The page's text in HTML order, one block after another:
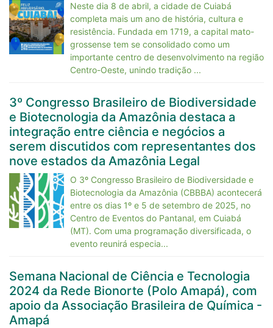
Neste dia 8 de abril, a cidade de Cuiabá
completa mais um ano de história, cultura e
resistência. Fundada em 1719, a capital mato-
grossense tem se consolidado como um
importante centro de desenvolvimento na região
Centro-Oeste, unindo tradição ...
3º Congresso Brasileiro de Biodiversidade
e Biotecnologia da Amazônia destaca a
integração entre ciência e negócios a
serem discutidos com representantes dos
nove estados da Amazônia Legal
O 3º Congresso Brasileiro de Biodiversidade e
Biotecnologia da Amazônia (CBBBA) acontecerá
entre os dias 1º e 5 de setembro de 2025, no
Centro de Eventos do Pantanal, em Cuiabá
(MT). Com uma programação diversificada, o
evento reunirá especia...
Semana Nacional de Ciência e Tecnologia
2024 da Rede Bionorte (Polo Amapá), com
apoio da Associação Brasileira de Química -
Amapá